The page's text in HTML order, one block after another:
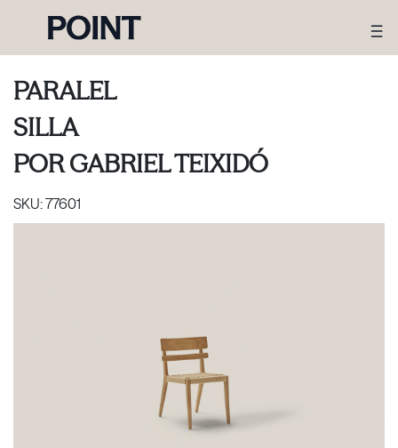
PARALEL
SILLA
PORGABRIEL TEIXIDÓ
SKU:77601